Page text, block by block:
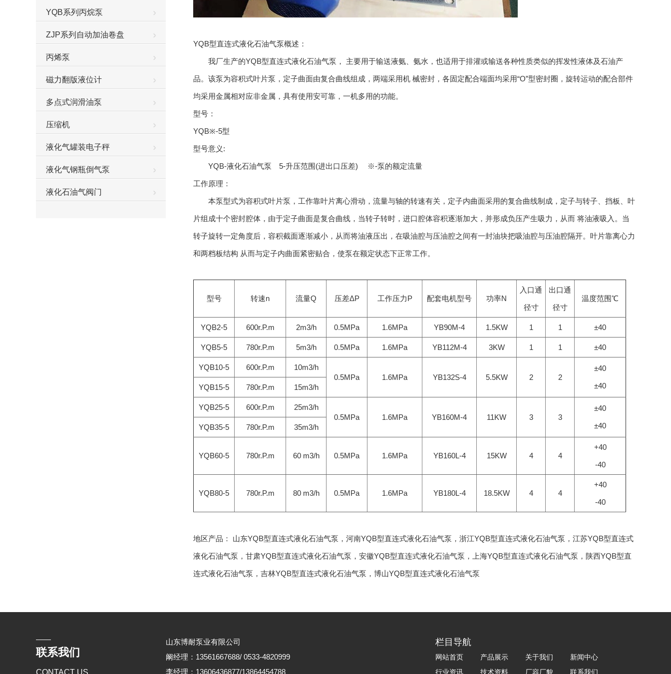
YQB系列丙烷泵
ZJP系列自动加油卷盘
丙烯泵
磁力翻版液位计
多点式润滑油泵
压缩机
液化气罐装电子秤
液化气钢瓶倒气泵
液化石油气阀门
YQB型直连式液化石油气泵概述：
我厂生产的YQB型直连式液化石油气泵， 主要用于输送液氨、氨水，也适用于排灌或输送各种性质类似的挥发性液体及石油产
品。该泵为容积式叶片泵，定子曲面由复合曲线组成，两端采用机 械密封，各固定配合端面均采用“O”型密封圈，旋转运动的配合部件
均采用金属相对应非金属，具有使用安可靠，一机多用的功能。
型号：
YQB※-5型
型号意义:
YQB-液化石油气泵 5-升压范围(进出口压差) ※-泵的额定流量
工作原理：
本泵型式为容积式叶片泵，工作靠叶片离心滑动，流量与轴的转速有关，定子内曲面采用的复合曲线制成，定子与转子、挡板、叶
片组成十个密封腔体，由于定子曲面是复合曲线，当转子转时，进口腔体容积逐渐加大，并形成负压产生吸力，从而 将油液吸入。当
转子旋转一定角度后，容积截面逐渐减小，从而将油液压出，在吸油腔与压油腔之间有一封油块把吸油腔与压油腔隔开。叶片靠离心力
和两档板结构 从而与定子内曲面紧密贴合，使泵在额定状态下正常工作。
型号 转速n 流量Q 压差ΔP 工作压力P 配套电机型号 功率N
入口通
径寸
出口通
径寸
温度范围℃
YQB2-5 600r.P.m 2m3/h 0.5MPa 1.6MPa YB90M-4 1.5KW 1 1 ±40
YQB5-5 780r.P.m 5m3/h 0.5MPa 1.6MPa YB112M-4 3KW 1 1 ±40
YQB10-5 600r.P.m
10m3/h
0.5MPa
1.6MPa YB132S-4 5.5KW 2 2
±40
±40
YQB15-5 780r.P.m 15m3/h
YQB25-5 600r.P.m
25m3/h
0.5MPa
1.6MPa YB160M-4 11KW 3 3
±40
±40
YQB35-5 780r.P.m 35m3/h
YQB60-5 780r.P.m 60 m3/h 0.5MPa 1.6MPa YB160L-4 15KW 4 4
+40
-40
YQB80-5 780r.P.m 80 m3/h 0.5MPa 1.6MPa YB180L-4 18.5KW 4 4
+40
-40
地区产品： 山东YQB型直连式液化石油气泵 ， 河南YQB型直连式液化石油气泵 ， 浙江YQB型直连式液化石油气泵 ， 江苏YQB型直连式
液化石油气泵 ， 甘肃YQB型直连式液化石油气泵 ， 安徽YQB型直连式液化石油气泵 ， 上海YQB型直连式液化石油气泵 ， 陕西YQB型直
连式液化石油气泵 ， 吉林YQB型直连式液化石油气泵 ， 博山YQB型直连式液化石油气泵
联系我们
CONTACT US
山东博耐泵业有限公司
阚经理：13561667688/ 0533-4820999
李经理：13606436877/13864454788
栏目导航
网站首页 产品展示 关于我们
新闻中心
行业资讯
技术资料 厂容厂貌 联系我们